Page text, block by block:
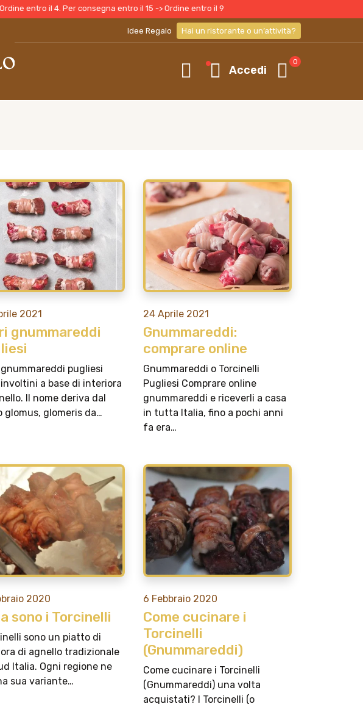
il 4. Per consegna entro il 15 -> Ordine entro il 9
Idee Regalo Hai un ristorante o un’attività?
Accedi
0
2021
gnummareddi
pugliesi
a base di interiora
Il nome deriva dal
glomus, glomeris da…
24 Aprile 2021
Gnummareddi:
comprare online
Gnummareddi o Torcinelli
Pugliesi Comprare online
gnummareddi e riceverli a casa
in tutta Italia, fino a pochi anni
fa era…
2020
sono i Torcinelli
sono un piatto di
di agnello tradizionale
Italia. Ogni regione ne
sua variante…
6 Febbraio 2020
Come cucinare i
Torcinelli
(Gnummareddi)
Come cucinare i Torcinelli
(Gnummareddi) una volta
acquistati? I Torcinelli (o